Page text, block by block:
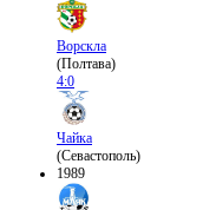
Ворскла
(Полтава)
4:0
Чайка
(Севастополь)
1989